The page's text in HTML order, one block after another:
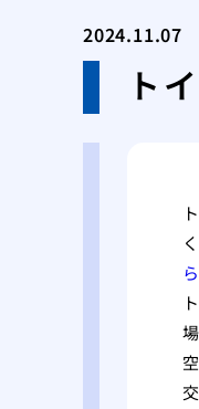
2024.11.07
ト
ら